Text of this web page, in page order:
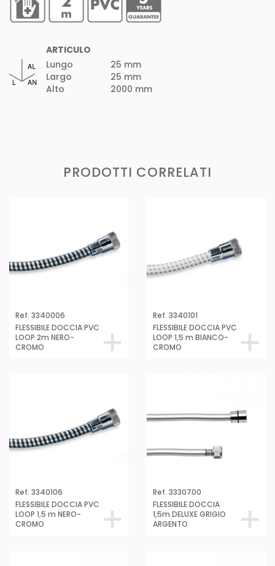
ARTICULO
Lungo
Largo
Alto
25 mm
25 mm
2000 mm
PRODOTTI CORRELATI
Ref. 3340006
FLESSIBILE DOCCIA PVC
LOOP 2m NERO-
CROMO
Ref. 3340101
FLESSIBILE DOCCIA PVC
LOOP 1,5 m BIANCO-
CROMO
Ref. 3340106
FLESSIBILE DOCCIA PVC
LOOP 1,5 m NERO-
CROMO
Ref. 3330700
FLESSIBILE DOCCIA
1,5m DELUXE GRIGIO
ARGENTO